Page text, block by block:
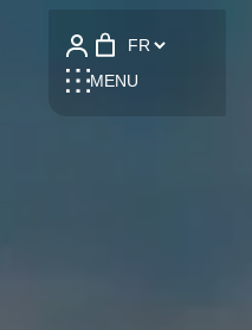
MENU
Language